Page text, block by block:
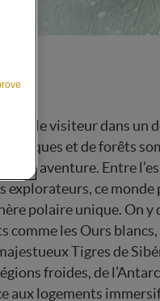
le visiteur dans un
arctiques et de forêts
aventure. Entre
explorateurs, ce
polaire unique. On y
comme les Ours blancs,
Tigres de
froides, de
aux logements